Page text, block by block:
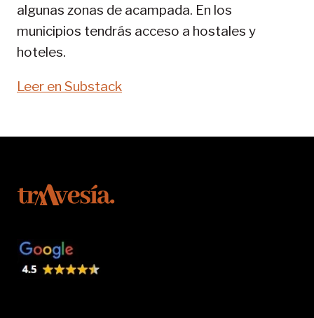
algunas zonas de acampada. En los
municipios tendrás acceso a hostales y
hoteles.
Leer en Substack